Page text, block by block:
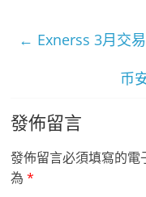
← Exnerss 3月交
币
發佈留言
發佈留言必須填寫的電
為*